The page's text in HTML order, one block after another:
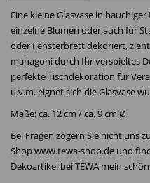
Eine kleine Glasvase in
einzelne Blumen oder auch für
oder Fensterbrett dekoriert,
mahagoni durch Ihr verspieltes
perfekte Tischdekoration für
u.v.m. eignet sich die Glasvase
Maße: ca. 12 cm / ca. 9 cm Ø
Bei Fragen zögern Sie nicht uns
Shop www.tewa-shop.de und
Dekoartikel bei TEWA mein